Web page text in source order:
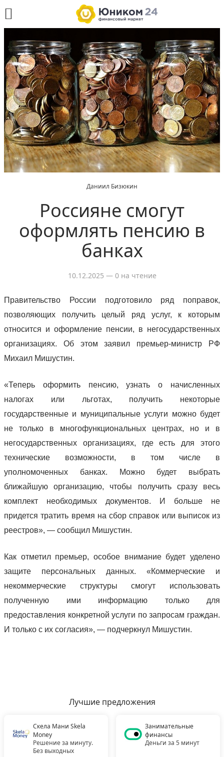
Даниил Бизюкин
Россияне смогут
оформлять пенсию в
банках
10.12.2025 — 0 на чтение
Правительство России подготовило ряд поправок,
позволяющих получить целый ряд услуг, к которым
относится и оформление пенсии, в негосударственных
организациях. Об этом заявил премьер-министр РФ
Михаил Мишустин.
«Теперь оформить пенсию, узнать о начисленных
налогах или льготах, получить некоторые
государственные и муниципальные услуги можно будет
не только в многофункциональных центрах, но и в
негосударственных организациях, где есть для этого
технические возможности, в том числе в
уполномоченных банках. Можно будет выбрать
ближайшую организацию, чтобы получить сразу весь
комплект необходимых документов. И больше не
придется тратить время на сбор справок или выписок из
реестров», — сообщил Мишустин.
Как отметил премьер, особое внимание будет уделено
защите персональных данных. «Коммерческие и
некоммерческие структуры смогут использовать
полученную ими информацию только для
предоставления конкретной услуги по запросам граждан.
И только с их согласия», — подчеркнул Мишустин.
Лучшие предложения
Скела Мани Skela
Money
Решение за минуту.
Без выходных
Занимательные
финансы
Деньги за 5 минут